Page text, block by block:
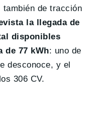
también de tracción
la llegada de
disponibles
de 77 kWh: uno de
desconoce, y el
306 CV.